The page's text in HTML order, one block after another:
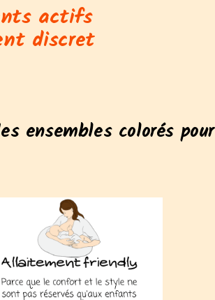
actifs
discret
ensembles colorés pour